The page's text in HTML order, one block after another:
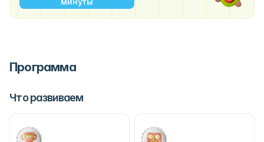
Программа
Что развиваем